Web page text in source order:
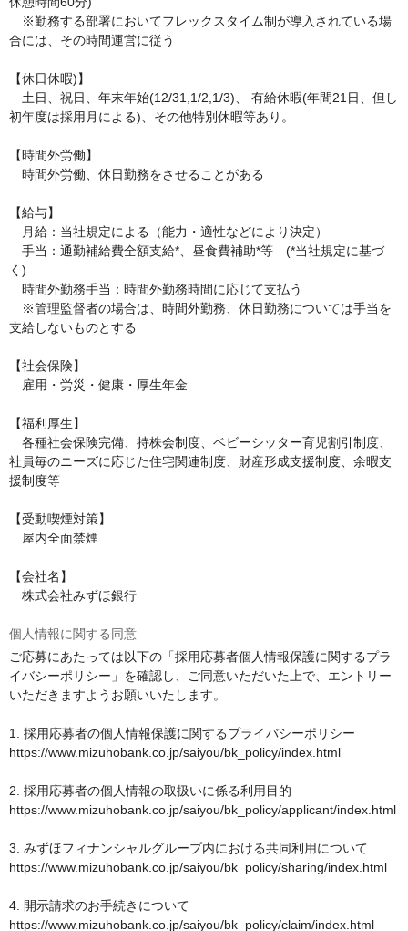
※勤務する部署においてフレックスタイム制が導入されている場
合には、その時間運営に従う
【休日休暇)】
土日、祝日、年末年始(12/31,1/2,1/3)、 有給休暇(年間21日、但し
初年度は採用月による)、その他特別休暇等あり。
【時間外労働】
時間外労働、休日勤務をさせることがある
【給与】
月給：当社規定による（能力・適性などにより決定）
手当：通勤補給費全額支給*、昼食費補助*等　(*当社規定に基づ
く)
時間外勤務手当：時間外勤務時間に応じて支払う
※管理監督者の場合は、時間外勤務、休日勤務については手当を
支給しないものとする
【社会保険】
雇用・労災・健康・厚生年金
【福利厚生】
各種社会保険完備、持株会制度、ベビーシッター育児割引制度、
社員毎のニーズに応じた住宅関連制度、財産形成支援制度、余暇支
援制度等
【受動喫煙対策】
屋内全面禁煙
【会社名】
株式会社みずほ銀行
個人情報に関する同意
ご応募にあたっては以下の「採用応募者個人情報保護に関するプラ
イバシーポリシー」を確認し、ご同意いただいた上で、エントリー
いただきますようお願いいたします。
1. 採用応募者の個人情報保護に関するプライバシーポリシー
https://www.mizuhobank.co.jp/saiyou/bk_policy/index.html
2. 採用応募者の個人情報の取扱いに係る利用目的
https://www.mizuhobank.co.jp/saiyou/bk_policy/applicant/index.html
3. みずほフィナンシャルグループ内における共同利用について
https://www.mizuhobank.co.jp/saiyou/bk_policy/sharing/index.html
4. 開示請求のお手続きについて
https://www.mizuhobank.co.jp/saiyou/bk_policy/claim/index.html